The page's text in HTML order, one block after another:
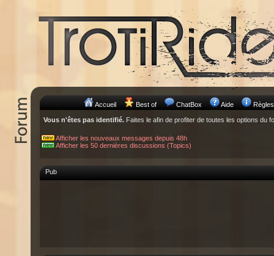
Accueil Best of ChatBox Aide Règles
Vous n'êtes pas identifié. Faites le afin de profiter de toutes les options du
Afficher les nouveaux messages depuis 48h
Afficher les 50 dernières discussions (Topics)
Pub